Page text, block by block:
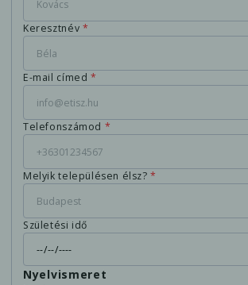
Keresztnév *
E-mail címed *
Telefonszámod *
Melyik településen élsz? *
Születési idő
Nyelvismeret